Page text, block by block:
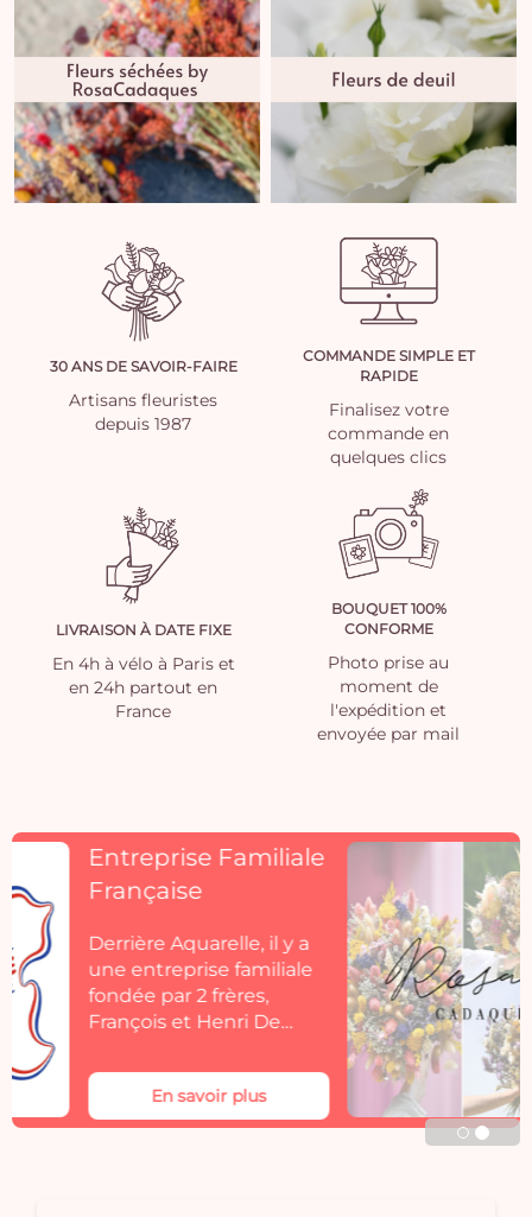
30 ANS DE SAVOIR-FAIRE
Artisans fleuristes
depuis 1987
COMMANDE SIMPLE ET
RAPIDE
Finalisez votre
commande en
quelques clics
LIVRAISON À DATE FIXE
En 4h à vélo à Paris et
en 24h partout en
France
BOUQUET 100%
CONFORME
Photo prise au
moment de
l'expédition et
envoyée par mail
Découvrez
Rosacadaques
Découvrez la collection
de fleurs séchées
Aquarelle by
Rosacadaques.
Les bouquets de fleurs
séchées Rosa Cadaqués
s'invitent dans votre
décoration. Rosa
Cadaques créé au fil des
En savoir plus